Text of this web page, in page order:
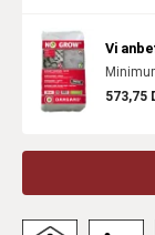
Vi
573,75